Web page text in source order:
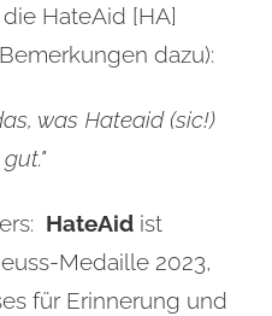
HateAid [HA]
dazu):
was Hateaid (sic!)
HateAid ist
Medaille 2023,
für Erinnerung und